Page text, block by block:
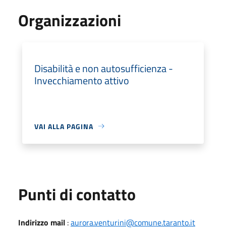
Organizzazioni
Disabilità e non autosufficienza -
Invecchiamento attivo
VAI ALLA PAGINA
Punti di contatto
Indirizzo mail :aurora.venturini@comune.taranto.it